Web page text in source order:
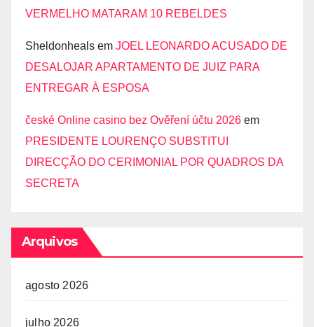
VERMELHO MATARAM 10 REBELDES
Sheldonheals em JOEL LEONARDO ACUSADO DE
DESALOJAR APARTAMENTO DE JUIZ PARA
ENTREGAR À ESPOSA
české Online casino bez Ověření účtu 2026 em
PRESIDENTE LOURENÇO SUBSTITUI
DIRECÇÃO DO CERIMONIAL POR QUADROS DA
SECRETA
Arquivos
agosto 2026
julho 2026